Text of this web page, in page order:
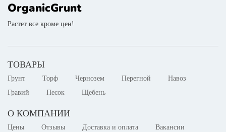
OrganicGrunt
Растет все кроме цен!
ТОВАРЫ
Грунт Торф Чернозем Перегной
Навоз
Гравий
Песок Щебень
О КОМПАНИИ
Цены Отзывы Доставка и оплата
Вакансии